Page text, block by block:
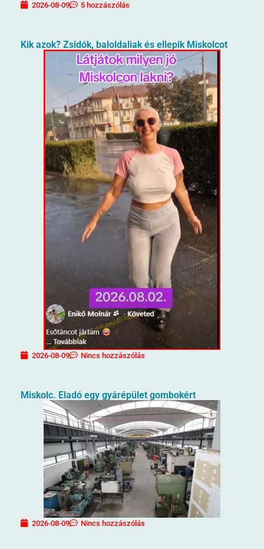
2026-08-09 5 hozzászólás
Kik azok? Zsidók, baloldaliak és ellepik Miskolcot
2026-08-09 Nincs hozzászólás
Miskolc. Eladó egy gyárépület gombokért
2026-08-09 Nincs hozzászólás